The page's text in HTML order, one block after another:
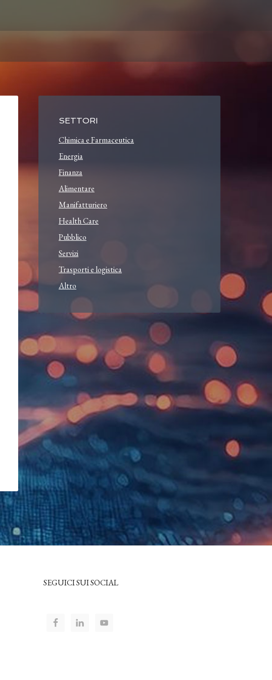
SETTORI
Chimica e Farmaceutica
Energia
Finanza
Alimentare
Manifatturiero
Health Care
Pubblico
Servizi
Trasporti e logistica
Altro
SEGUICI SUI SOCIAL